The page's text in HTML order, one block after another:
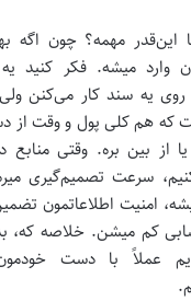
این‌قدر مهمه؟ چون اگه
وارد میشه. فکر کنید
روی یه سند کار می‌کنن
که هم کلی پول و وقت از
از بین بره. وقتی
سرعت تصمیم‌گیری
امنیت اطلاعاتمون
کم میشن. خلاصه که،
عملاً با دست